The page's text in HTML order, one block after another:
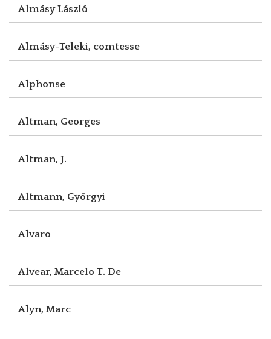
Almásy László
Almásy-Teleki, comtesse
Alphonse
Altman, Georges
Altman, J.
Altmann, Györgyi
Alvaro
Alvear, Marcelo T. De
Alyn, Marc